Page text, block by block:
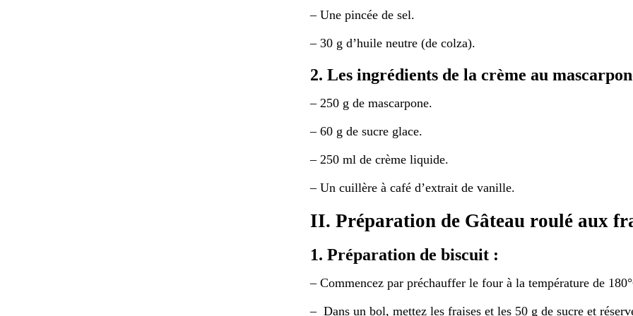
– Une pincée de sel.
– 30 g d’huile neutre (de colza).
2. Les ingrédients de la crème au
– 250 g de mascarpone.
– 60 g de sucre glace.
– 250 ml de crème liquide.
– Un cuillère à café d’extrait de vanille.
II. Préparation de Gâteau roulé aux
1. Préparation de biscuit :
– Commencez par préchauffer le four à la température de
– Dans un bol, mettez les fraises et les 50 g de sucre et